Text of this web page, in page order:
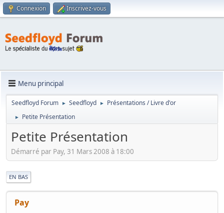
Connexion Inscrivez-vous
Menu principal
Seedfloyd Forum ► Seedfloyd ► Présentations / Livre d'or
► Petite Présentation
Petite Présentation
Démarré par Pay, 31 Mars 2008 à 18:00
EN BAS
Pay